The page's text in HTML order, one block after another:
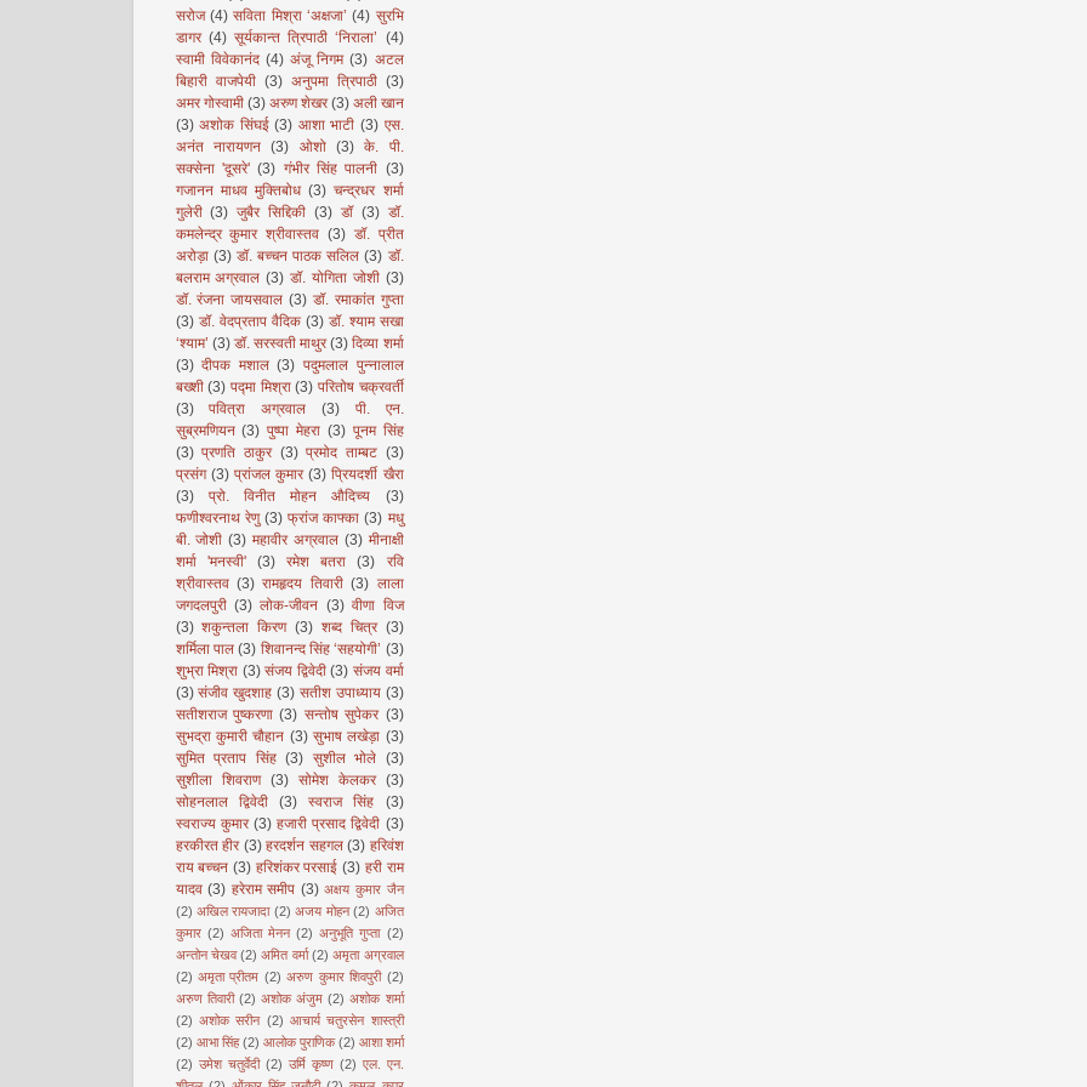
सरोज (4) सविता मिश्रा ‘अक्षजा’ (4) सुरभि
डागर (4) सूर्यकान्त त्रिपाठी ‘निराला’ (4)
स्वामी विवेकानंद (4) अंजू निगम (3) अटल
बिहारी वाजपेयी (3) अनुपमा त्रिपाठी (3)
अमर गोस्वामी (3) अरुण शेखर (3) अली खान
(3) अशोक सिंघई (3) आशा भाटी (3) एस.
अनंत नारायणन (3) ओशो (3) के. पी.
सक्सेना 'दूसरे' (3) गंभीर सिंह पालनी (3)
गजानन माधव मुक्तिबोध (3) चन्द्रधर शर्मा
गुलेरी (3) जुबैर सिद्दिकी (3) डॉ (3) डॉ.
कमलेन्द्र कुमार श्रीवास्तव (3) डॉ. प्रीत
अरोड़ा (3) डॉ. बच्चन पाठक सलिल (3) डॉ.
बलराम अग्रवाल (3) डॉ. योगिता जोशी (3)
डॉ. रंजना जायसवाल (3) डॉ. रमाकांत गुप्ता
(3) डॉ. वेदप्रताप वैदिक (3) डॉ. श्याम सखा
‘श्याम’ (3) डॉ. सरस्वती माथुर (3) दिव्या शर्मा
(3) दीपक मशाल (3) पदुमलाल पुन्नालाल
बख्शी (3) पद्मा मिश्रा (3) परितोष चक्रवर्ती
(3)
पवित्रा अग्रवाल (3)
पी. एन.
सुब्रमणियन (3) पुष्पा मेहरा (3) पूनम सिंह
(3) प्रणति ठाकुर (3) प्रमोद ताम्बट (3)
प्रसंग (3) प्रांजल कुमार (3) प्रियदर्शी खैरा
(3)
प्रो. विनीत मोहन औदिच्य
(3)
फणीश्वरनाथ रेणु (3) फ्रांज काफ्का (3) मधु
बी. जोशी (3) महावीर अग्रवाल (3) मीनाक्षी
शर्मा 'मनस्वी'
(3) रमेश बतरा (3)
रवि
श्रीवास्तव (3) रामहृदय तिवारी (3) लाला
जगदलपुरी (3) लोक-जीवन (3) वीणा विज
(3) शकुन्तला किरण (3) शब्द चित्र (3)
शर्मिला पाल (3) शिवानन्द सिंह ‘सहयोगी’ (3)
शुभ्रा मिश्रा (3) संजय द्विवेदी (3) संजय वर्मा
(3) संजीव खुदशाह (3) सतीश उपाध्याय (3)
सतीशराज पुष्करणा (3) सन्तोष सुपेकर (3)
सुभद्रा कुमारी चौहान (3) सुभाष लखेड़ा (3)
सुमित प्रताप सिंह (3) सुशील भोले (3)
सुशीला शिवराण
(3) सोमेश केलकर
(3)
सोहनलाल द्विवेदी
(3) स्वराज सिंह
(3)
स्वराज्य कुमार (3) हजारी प्रसाद द्विवेदी (3)
हरकीरत हीर (3) हरदर्शन सहगल (3) हरिवंश
राय बच्चन (3) हरिशंकर परसाई (3) हरी राम
यादव (3) हरेराम समीप (3) अक्षय कुमार जैन
(2) अखिल रायजादा (2) अजय मोहन (2) अजित
कुमार (2) अजिता मेनन (2) अनुभूति गुप्ता (2)
अन्तोन चेखव (2) अमित वर्मा (2) अमृता अग्रवाल
(2) अमृता प्रीतम (2) अरुण कुमार शिवपुरी (2)
अरुण तिवारी (2) अशोक अंजुम (2) अशोक शर्मा
(2) अशोक सरीन (2) आचार्य चतुरसेन शास्त्री
(2) आभा सिंह (2) आलोक पुराणिक (2) आशा शर्मा
(2) उमेश चतुर्वेदी (2) उर्मि कृष्ण (2) एल. एन.